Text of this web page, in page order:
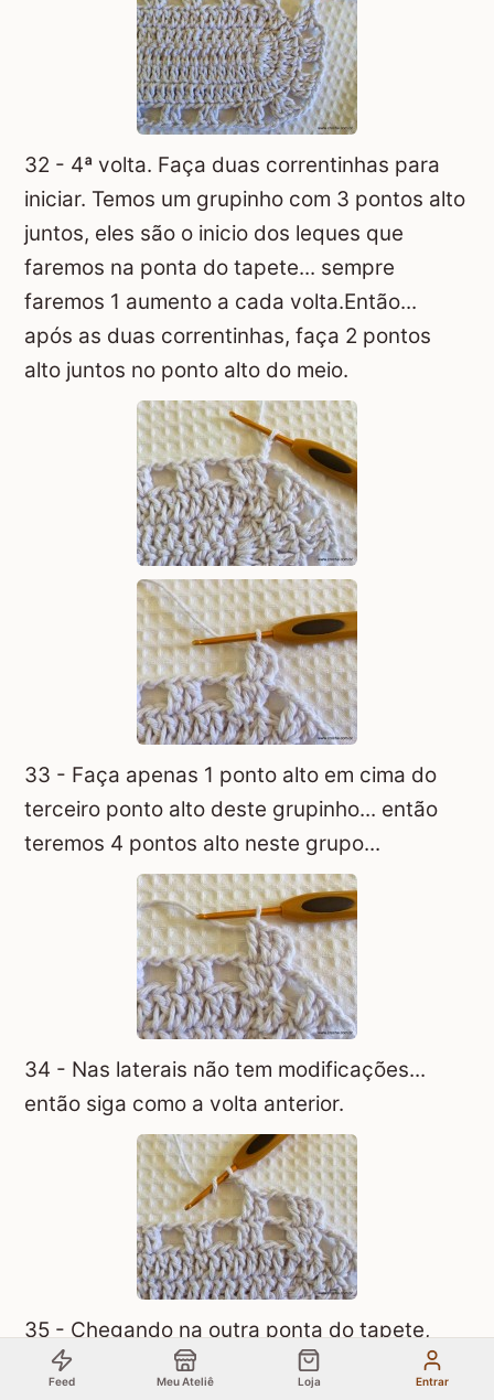
32 - 4ª volta. Faça duas correntinhas para
iniciar. Temos um grupinho com 3 pontos alto
juntos, eles são o inicio dos leques que
faremos na ponta do tapete... sempre
faremos 1 aumento a cada volta.Então...
após as duas correntinhas, faça 2 pontos
alto juntos no ponto alto do meio.
33 - Faça apenas 1 ponto alto em cima do
terceiro ponto alto deste grupinho... então
teremos 4 pontos alto neste grupo...
34 - Nas laterais não tem modificações...
então siga como a volta anterior.
35 - Chegando na outra ponta do tapete,
não se esqueça.. no ponto alto do meio de
Feed Meu Ateliê Loja Entrar